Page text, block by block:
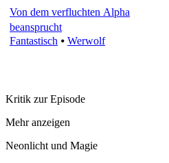
Von dem verfluchten Alpha
beansprucht
Fantastisch ⦁ Werwolf
Kritik zur Episode
Mehr anzeigen
Neonlicht und Magie